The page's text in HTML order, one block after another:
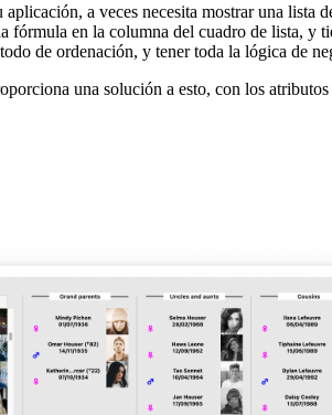
a veces necesita mostrar una lista
fórmula en la columna del cuadro de lista, y
de ordenación, y tener toda la lógica de
una solución a esto, con los atributos